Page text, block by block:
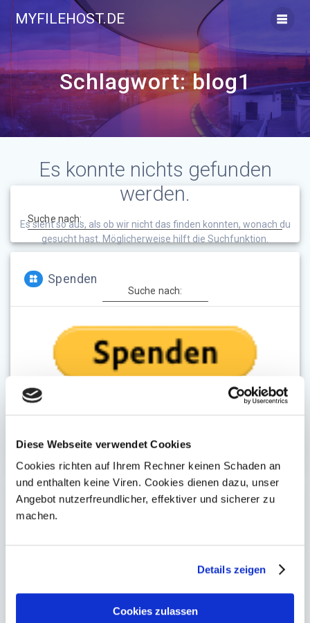
Diese Webseite verwendet Cookies
Cookies richten auf Ihrem Rechner keinen Schaden an
und enthalten keine Viren. Cookies dienen dazu, unser
Angebot nutzerfreundlicher, effektiver und sicherer zu
machen.
Details zeigen
Cookies zulassen
MYFILEHOST.DE
Schlagwort:blog1
Es konnte nichts gefunden
werden.
Es sieht so aus, als ob wir nicht das finden konnten, wonach du
gesucht hast. Möglicherweise hilft die Suchfunktion.
Suche nach:
Suche nach:
Spenden
Neueste Beiträge
Random Community Jubiläum – Verlosung | Blog #3